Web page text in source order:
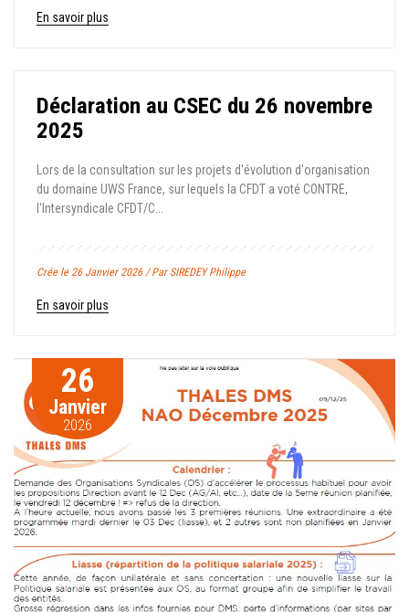
En savoir plus
Déclaration au CSEC du 26 novembre
2025
Lors de la consultation sur les projets d'évolution d'organisation
du domaine UWS France, sur lequels la CFDT a voté CONTRE,
l'Intersyndicale CFDT/C...
Crée le 26 Janvier 2026 / Par SIREDEY Philippe
En savoir plus
26
Janvier
2026